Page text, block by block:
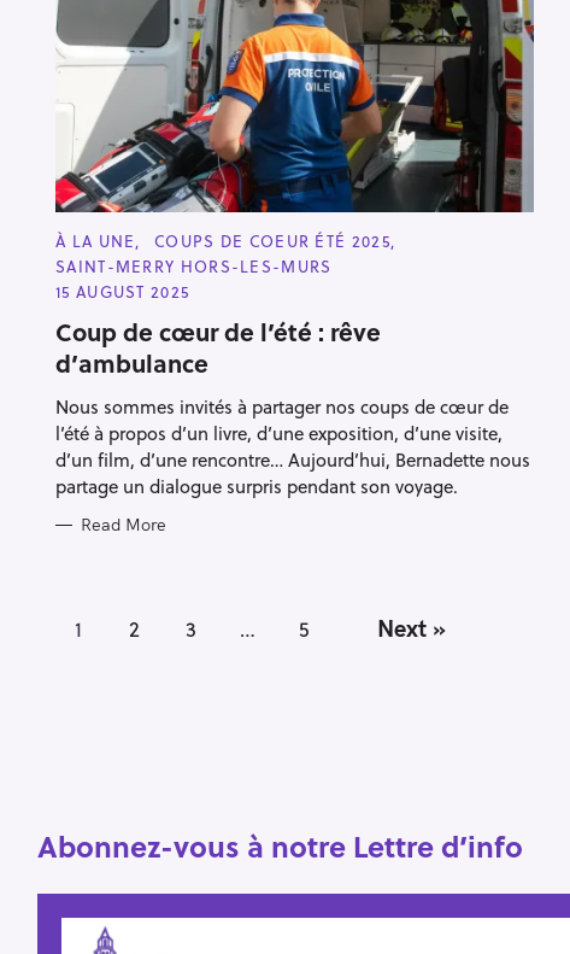
C
A
T
E
O
R
I
E
À LA UNE
COUPS DE COEUR ÉTÉ 2025
SAINT-MERRY HORS-LES-MURS
15 AUGUST 2025
Coup de cœur de l’été : rêve
d’ambulance
Nous sommes invités à partager nos coups de cœur de
l’été à propos d’un livre, d’une exposition, d’une visite,
d’un film, d’une rencontre… Aujourd’hui, Bernadette nous
partage un dialogue surpris pendant son voyage.
Read More
i
a
1 2 3 … 5 Next »
Abonnez-vous à notre Lettre d’info